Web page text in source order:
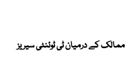
میزبان ممالک کے درمیان ٹی ٹوئنٹی سیریز